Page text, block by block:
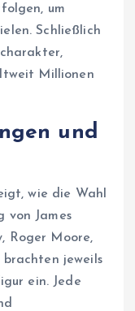
um
Schließlich
Millionen
und
wie die Wahl
von James
Roger Moore,
jeweils
ein. Jede